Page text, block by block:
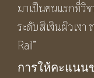
มาเป็นคนแรกที่วิ
ระดับสีเงินผิวเง
Rail”
การให้คะแน